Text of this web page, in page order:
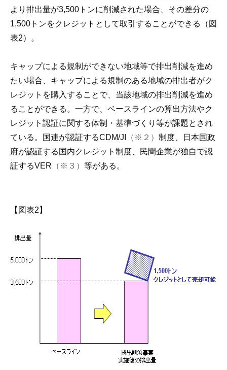
より排出量が3,500トンに削減された場合、その差分の
1,500トンをクレジットとして取引することができる（図
表2）。
キャップによる規制ができない地域等で排出削減を進め
たい場合、キャップによる規制のある地域の排出者がク
レジットを購入することで、当該地域の排出削減を進め
ることができる。一方で、ベースラインの算出方法やク
レジット認証に関する体制・基準づくり等が課題とされ
ている。国連が認証するCDM/JI
（※２） 制度、日本国政
府が認証する国内クレジット制度、民間企業が独自で認
証するVER （※３） 等がある。
【図表2】